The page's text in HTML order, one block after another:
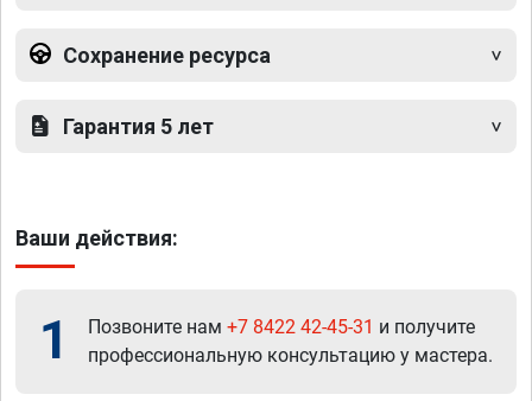
Сохранение ресурса
Гарантия 5 лет
Ваши действия:
1 Позвоните нам +7 8422 42-45-31 и получите
профессиональную консультацию у мастера.